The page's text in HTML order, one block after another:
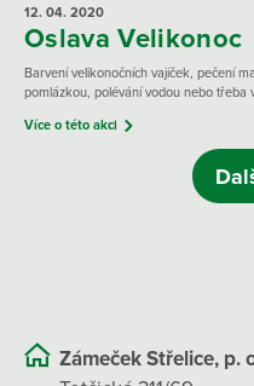
12. 04. 2020
Oslava Velikonoc
Barvení velikonočních vajíček, pečení
pomlázkou, polévání vodou nebo třeba
Více o této akci
Zámeček Střelice, p.